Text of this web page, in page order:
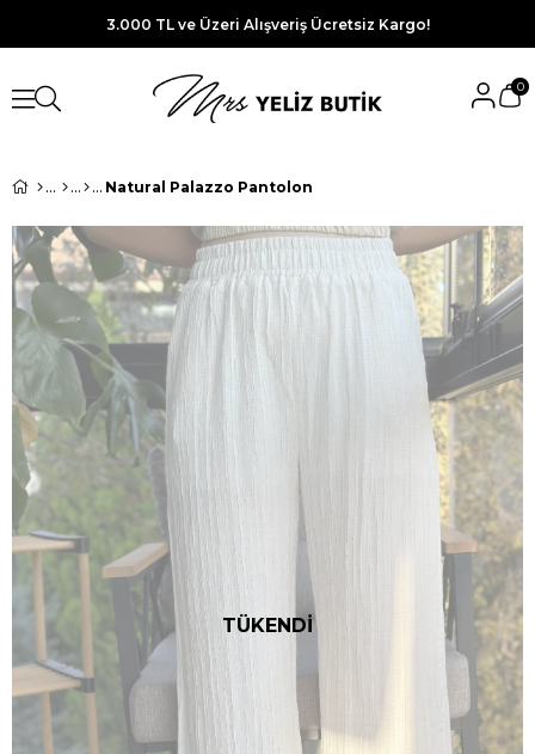
3.000 TL ve Üzeri Alışveriş Ücretsiz Kargo!
0
Natural Palazzo Pantolon
TÜKENDİ